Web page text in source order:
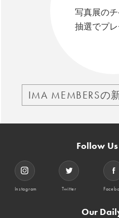
写真展の
抽選でプレ
IMA MEMBERSの
Follow
Instagram Twitter
Our